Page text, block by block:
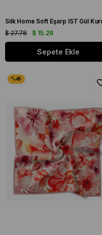
$ 15.28
$ 27.78
Sepete Ekle